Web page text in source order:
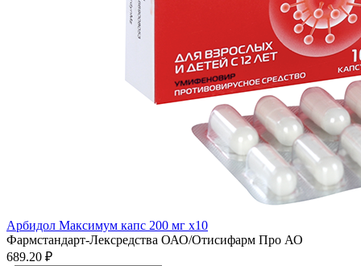
Арбидол Максимум капс 200 мг x10
Фармстандарт-Лексредства ОАО/Отисифарм Про АО
689.20 ₽